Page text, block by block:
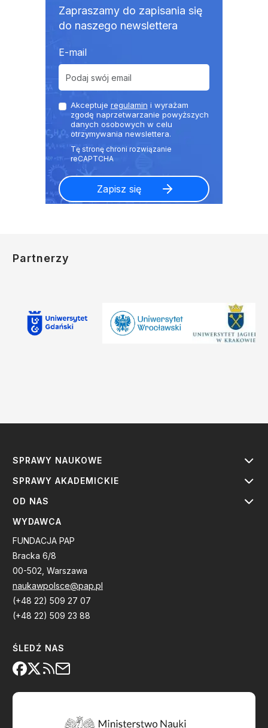
Zapraszamy do zapisania się
do naszego newslettera
E-mail
Akceptuje regulamin i wyrażam
zgodę naprzetwarzanie powyższych
danych osobowych w celu
otrzymywania newslettera.
Partnerzy
SPRAWY NAUKOWE
SPRAWY AKADEMICKIE
OD NAS
WYDAWCA
FUNDACJA PAP
Bracka 6/8
00-502, Warszawa
naukawpolsce@pap.pl
(+48 22) 509 27 07
(+48 22) 509 23 88
ŚLEDŹ NAS